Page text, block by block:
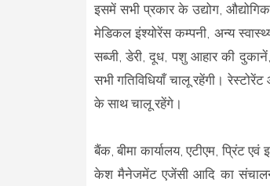
इसमें सभी प्रकार के उद्योग,
मेडिकल इंश्योरेंस कम्पनी, अन्य
सब्जी, डेरी, दूध, पशु आहार की
सभी गतिविधियाँ चालू रहेंगी।
के साथ चालू रहेंगे।
बैंक, बीमा कार्यालय, एटीएम, प्रिंट
केश मैनेजमेंट एजेंसी आदि का संचालन